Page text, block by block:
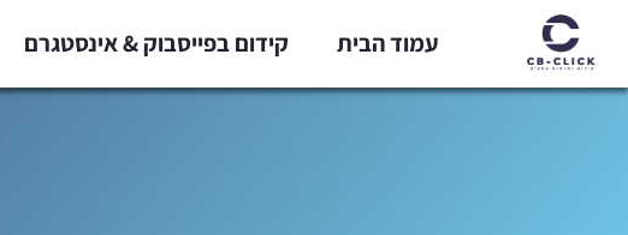
לתוכן
עמוד הבית קידום בפייסבוק & אינסטגרם